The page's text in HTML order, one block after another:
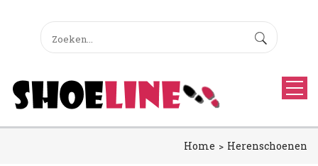
Home Herenschoenen